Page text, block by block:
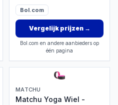
Bol.com
Vergelijk prijzen→
Bol.com en andere aanbieders op
één pagina
MATCHU
Matchu Yoga Wiel -